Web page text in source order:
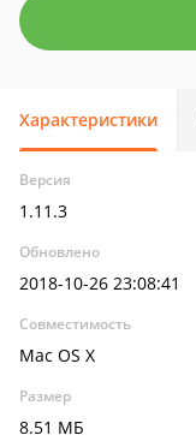
Характеристики
Версия
1.11.3
Обновлено
2018-10-26 23:08:41
Совместимость
Mac OS X
Размер
8.51 МБ